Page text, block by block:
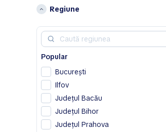
Chevrolet
Citroen
Cupra
DS
Ferrari
Fiat
Regiune
Popular
București
Ilfov
Județul Bacău
Județul Bihor
Județul Prahova